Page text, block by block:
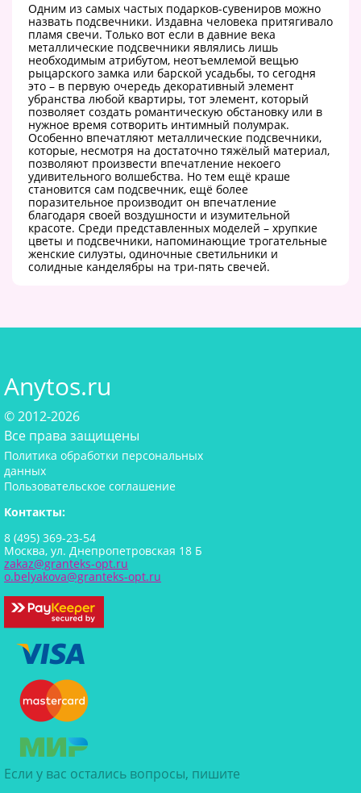
Одним из самых частых подарков-сувениров можно
назвать подсвечники. Издавна человека притягивало
пламя свечи. Только вот если в давние века
металлические подсвечники являлись лишь
необходимым атрибутом, неотъемлемой вещью
рыцарского замка или барской усадьбы, то сегодня
это – в первую очередь декоративный элемент
убранства любой квартиры, тот элемент, который
позволяет создать романтическую обстановку или в
нужное время сотворить интимный полумрак.
Особенно впечатляют металлические подсвечники,
которые, несмотря на достаточно тяжёлый материал,
позволяют произвести впечатление некоего
удивительного волшебства. Но тем ещё краше
становится сам подсвечник, ещё более
поразительное производит он впечатление
благодаря своей воздушности и изумительной
красоте. Среди представленных моделей – хрупкие
цветы и подсвечники, напоминающие трогательные
женские силуэты, одиночные светильники и
солидные канделябры на три-пять свечей.
Anytos.ru
© 2012-2026
Все права защищены
Политика обработки персональных
данных
Пользовательское соглашение
Контакты:
8 (495) 369-23-54
Москва, ул. Днепропетровская 18 Б
zakaz@granteks-opt.ru
o.belyakova@granteks-opt.ru
Если у вас остались вопросы, пишите